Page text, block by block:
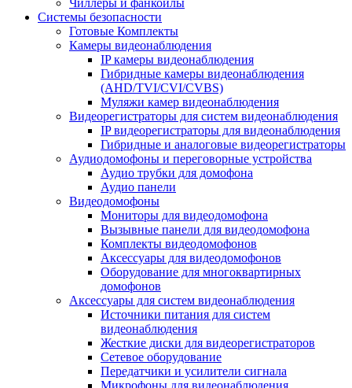
Системы безопасности
Готовые Комплекты
Камеры видеонаблюдения
IP камеры видеонаблюдения
Гибридные камеры видеонаблюдения
(AHD/TVI/CVI/CVBS)
Муляжи камер видеонаблюдения
Видеорегистраторы для систем видеонаблюдения
IP видеорегистраторы для видеонаблюдения
Гибридные и аналоговые видеорегистраторы
Аудиодомофоны и переговорные устройства
Аудио трубки для домофона
Аудио панели
Видеодомофоны
Мониторы для видеодомофона
Вызывные панели для видеодомофона
Комплекты видеодомофонов
Аксессуары для видеодомофонов
Оборудование для многоквартирных
домофонов
Аксессуары для систем видеонаблюдения
Источники питания для систем
видеонаблюдения
Жесткие диски для видеорегистраторов
Сетевое оборудование
Передатчики и усилители сигнала
Микрофоны для видеонаблюдения